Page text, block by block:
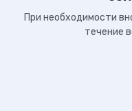
При необходимости
течение